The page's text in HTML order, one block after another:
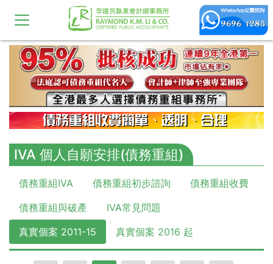
IVA 個人自願安排(債務重組)
債務重組IVA 債務重組初步諮詢
債務重組收費
債務重組與破產
IVA常見問題
真實個案 2011-15
真實個案 2016 起